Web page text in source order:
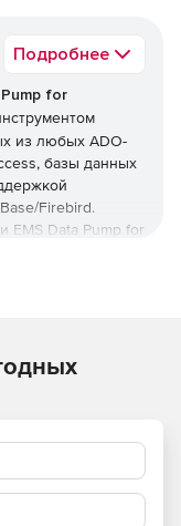
Подробнее
for
из любых ADO-
базы данных
Firebird.
EMS Data Pump for
помощи
for
мастера